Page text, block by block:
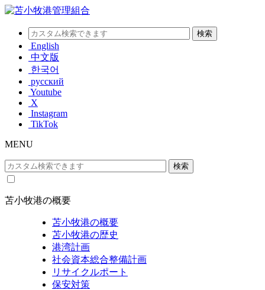
English
中文版
한국어
русский
Youtube
X
Instagram
TikTok
MENU
苫小牧港の概要
苫小牧港の概要
苫小牧港の歴史
港湾計画
社会資本総合整備計画
リサイクルポート
保安対策